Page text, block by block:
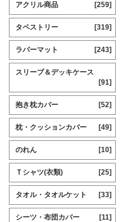
アクリル商品 [259]
タペストリー [319]
ラバーマット [243]
スリーブ＆デッキケース
[91]
抱き枕カバー [52]
枕・クッションカバー [49]
のれん [10]
Ｔシャツ(衣類) [25]
タオル・タオルケット [33]
シーツ・布団カバー [11]